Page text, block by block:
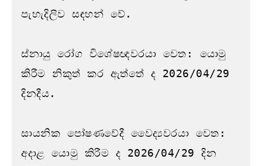
පැහැදිලිව සඳහන් වේ.
ස්නායු රෝග විශේෂඥවරයා වෙත: යොමු
කිරීම නිකුත් කර ඇත්තේ ද 2026/04/29
දිනදීය.
සායනික පෝෂණවේදී වෛද්‍යවරයා වෙත:
අදාළ යොමු කිරීම ද 2026/04/29 දින